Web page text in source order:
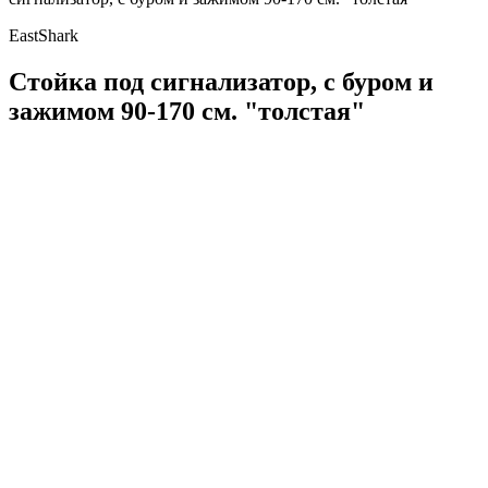
EastShark
Стойка под сигнализатор, с буром и
зажимом 90-170 см. "толстая"